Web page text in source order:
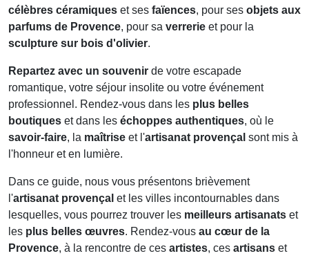
célèbres céramiques et ses faïences, pour ses objets aux
parfums de Provence, pour sa verrerie et pour la
sculpture sur bois d'olivier.
Repartez avec un souvenir de votre escapade
romantique, votre séjour insolite ou votre événement
professionnel. Rendez-vous dans les plus belles
boutiques et dans les échoppes authentiques, où le
savoir-faire, la maîtrise et l'artisanat provençal sont mis à
l'honneur et en lumière.
Dans ce guide, nous vous présentons brièvement
l'artisanat provençal et les villes incontournables dans
lesquelles, vous pourrez trouver les meilleurs artisanats et
les plus belles œuvres. Rendez-vous au cœur de la
Provence, à la rencontre de ces artistes, ces artisans et